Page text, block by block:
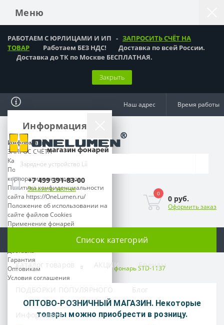
Меню
РАБОТАЕМ С ЮРЛИЦАМИ И ИП - ЗАПРОСИТЬ СЧЁТ НА
ТОВАР Работаем БЕЗ НДС! Доставка по всей России.
Доставка до ТК по Москве БЕСПЛАТНАЯ.
Закрыть
Информация
Информация
ЗАПРОС СЧЁТА
Как оформить заказ?
Подарки мужчинам,
корпоративные подарки
Политика конфиденциальности
сайта https://OneLumen.ru/
Положение об использовании на
сайте файлов Cookies
Применение фонарей
Доставка
Гарантия
Оптовикам
Условия соглашения
Время работы:
ПН-ПТ: 09:00 - 18:00
СБ-ВС: выходной
Наш адрес Время работы
+7 499 391-83-00
Заказать звонок
0
0 руб.
Оформить заказ
Список категорий
Каталог товаров АКЦИИ Бренды
ПОДБОРКИ ПОПУЛЯРНОГО Блог
Информация
Ручные фонари Ручной фонарь STD-1137
ОПТОВО-РОЗНИЧНЫЙ МАГАЗИН. Некоторые
товары можно приобрести в розницу.